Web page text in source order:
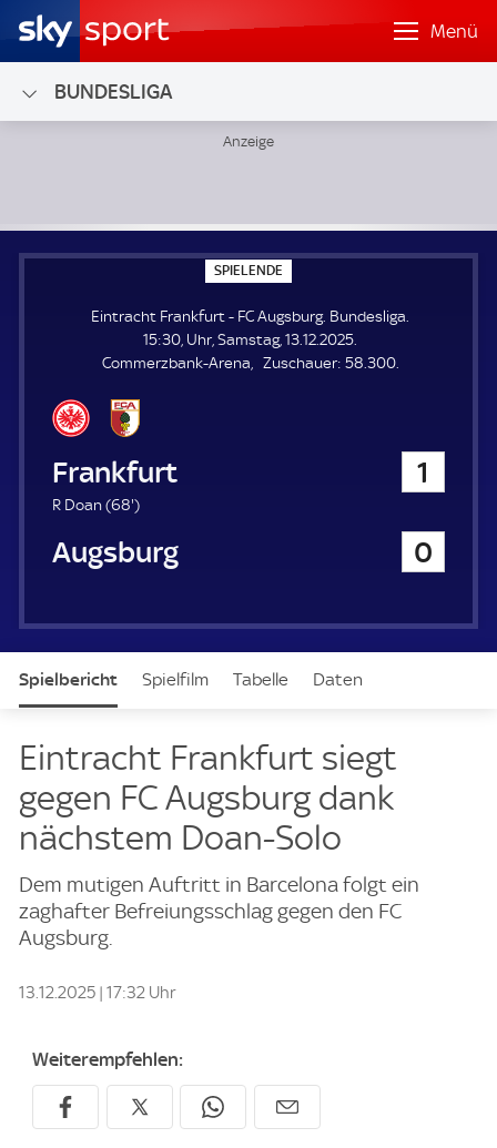
Menü
BUNDESLIGA
SPIELENDE
P
E
L
E
N
Eintracht Frankfurt - FC Augsburg. Bundesliga.
15:30, Uhr, Samstag, 13.12.2025.
Commerzbank-Arena
Zuschauer: Z
58.300.
Eintracht Frankfurt 1
R Doan (68'6
.
)
FC Augsburg 0
Spielbericht Spielfilm Tabelle Daten
Eintracht Frankfurt siegt
gegen FC Augsburg dank
nächstem Doan-Solo
Dem mutigen Auftritt in Barcelona folgt ein
zaghafter Befreiungsschlag gegen den FC
Augsburg.
13.12.2025 | 17:32 Uhr
Weiterempfehlen: